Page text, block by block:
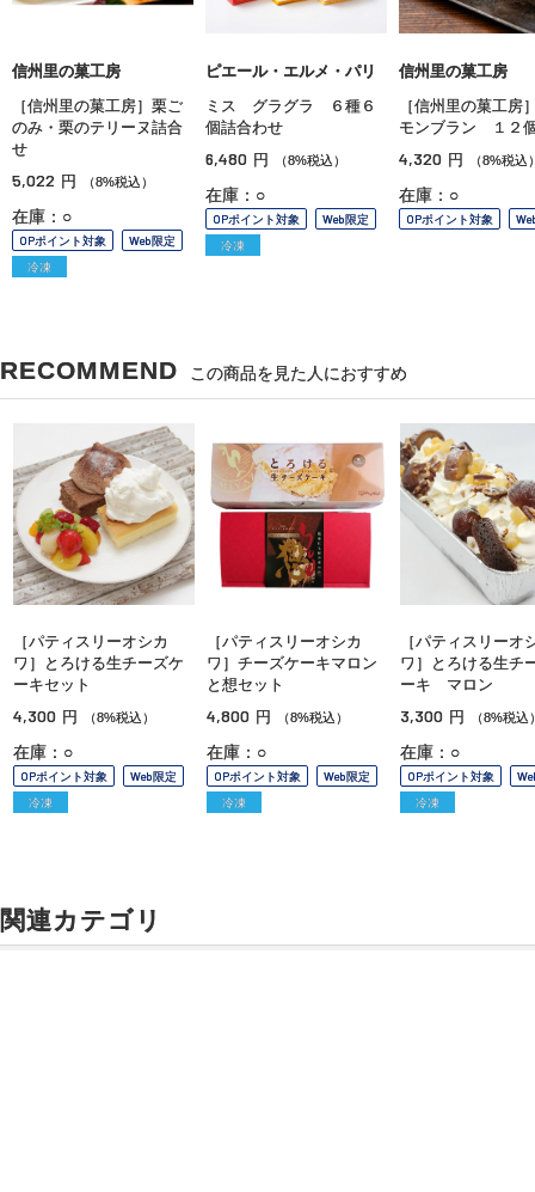
信州里の菓工房
［信州里の菓工房］栗ご
のみ・栗のテリーヌ詰合
せ
5,022 円 （8%税込）
在庫：○
OPポイント対象
Web限定
冷凍
ピエール・エルメ・パリ
ミス グラグラ ６種６
個詰合わせ
6,480 円 （8%税込）
在庫：○
OPポイント対象
Web限定
冷凍
信州里の菓工房
［信州里の菓工房
モンブラン １２
4,320 円 （8%税込
在庫：○
OPポイント対象
RECOMMEND この商品を見た人におすすめ
［パティスリーオシカ
ワ］とろける生チーズケ
ーキセット
4,300 円 （8%税込）
在庫：○
OPポイント対象
Web限定
冷凍
［パティスリーオシカ
ワ］チーズケーキマロン
と想セット
4,800 円 （8%税込）
在庫：○
OPポイント対象
Web限定
冷凍
［パティスリーオ
ワ］とろける生チ
ーキ マロン
3,300 円 （8%税込
在庫：○
OPポイント対象
冷凍
関連カテゴリ